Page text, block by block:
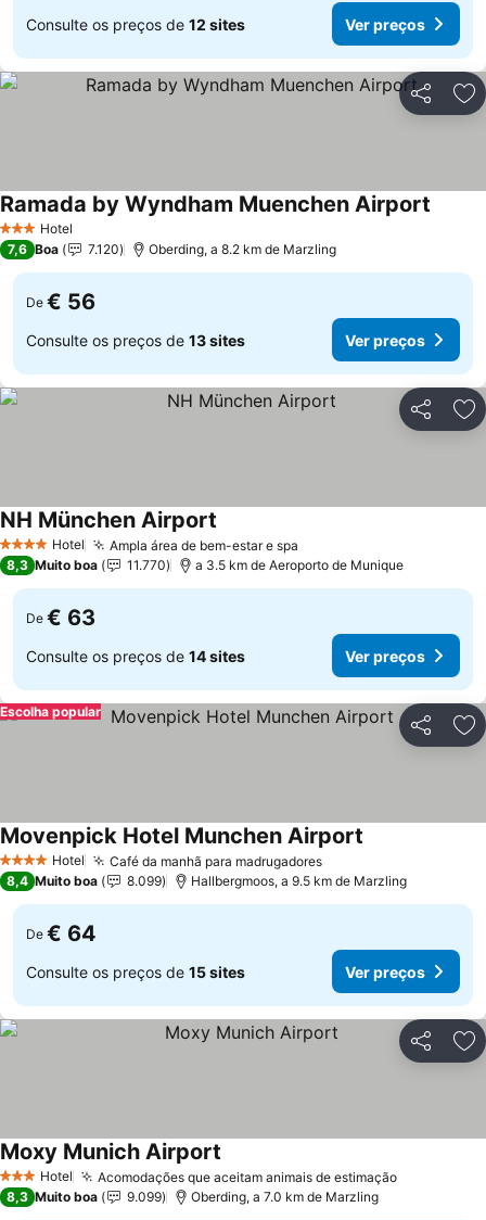
Consulte os preços de 12 sites Ver preços
Partilhar
3 EstrelasHotel
Ramada by Wyndham Muenchen Airport
7,6 Boa 7.120 Oberding, a 8.2 km de Marzling
De € 56
Consulte os preços de 13 sites Ver preços
Partilhar
4 EstrelasHotel Ampla área de bem-estar e spa
NH München Airport
8,3 Muito boa 11.770 a 3.5 km de Aeroporto de Munique
De € 63
Consulte os preços de 14 sites Ver preços
Partilhar
Escolha popular
4 EstrelasHotel Café da manhã para madrugadoresVer preços
Movenpick Hotel Munchen Airport
8,4 Muito boa 8.099 Hallbergmoos, a 9.5 km de Marzling
De € 64
Consulte os preços de 15 sites Ver preços
Partilhar
3 EstrelasHotel Acomodações que aceitam animais de estimaçãoVer preços
Moxy Munich Airport
8,3 Muito boa 9.099 Oberding, a 7.0 km de Marzling